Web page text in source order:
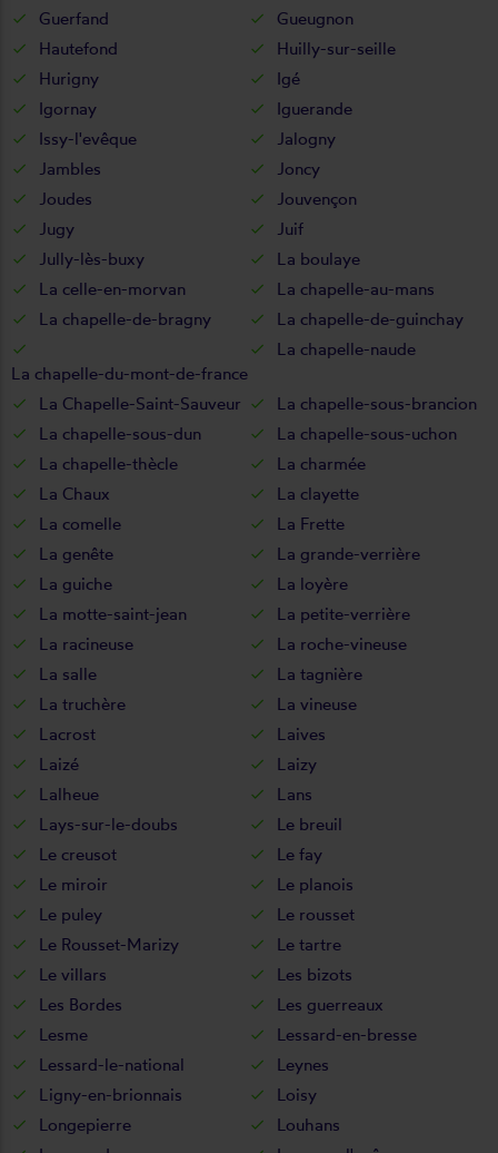
Guerfand
Gueugnon
Hautefond
Huilly-sur-seille
Hurigny
Igé
Igornay
Iguerande
Issy-l'evêque
Jalogny
Jambles
Joncy
Joudes
Jouvençon
Jugy
Juif
Jully-lès-buxy
La boulaye
La celle-en-morvan
La chapelle-au-mans
La chapelle-de-bragny
La chapelle-de-guinchay
La chapelle-du-mont-de-france
La chapelle-naude
La Chapelle-Saint-Sauveur
La chapelle-sous-brancion
La chapelle-sous-dun
La chapelle-sous-uchon
La chapelle-thècle
La charmée
La Chaux
La clayette
La comelle
La Frette
La genête
La grande-verrière
La guiche
La loyère
La motte-saint-jean
La petite-verrière
La racineuse
La roche-vineuse
La salle
La tagnière
La truchère
La vineuse
Lacrost
Laives
Laizé
Laizy
Lalheue
Lans
Lays-sur-le-doubs
Le breuil
Le creusot
Le fay
Le miroir
Le planois
Le puley
Le rousset
Le Rousset-Marizy
Le tartre
Le villars
Les bizots
Les Bordes
Les guerreaux
Lesme
Lessard-en-bresse
Lessard-le-national
Leynes
Ligny-en-brionnais
Loisy
Longepierre
Louhans